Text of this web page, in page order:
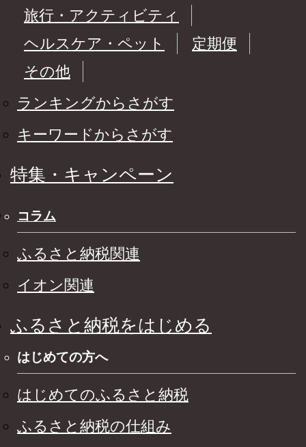
旅行・アクティビティ
ヘルスケア・ペット
定期便
その他
ランキングからさがす
キーワードからさがす
特集・キャンペーン
コラム
ふるさと納税関連
イオン関連
ふるさと納税をはじめる
はじめての方へ
はじめてのふるさと納税
ふるさと納税の仕組み